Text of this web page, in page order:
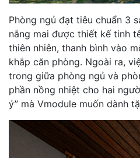
Phòng ngủ đạt tiêu chuẩn 3
nắng mai được thiết kế tinh
thiên nhiên, thanh bình vào
khắp căn phòng. Ngoài ra,
trong giữa phòng ngủ và
phần nồng nhiệt cho hai
ý” mà Vmodule muốn dành